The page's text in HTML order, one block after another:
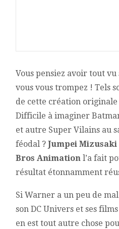
Vous pensiez avoir tout
vous vous trompez ! Tels
de cette création originale
Difficile à imaginer
et autre Super Vilains au
féodal ?Jumpei Mizusaki
Bros Animation l’a fait
résultat étonnamment
Si Warner a un peu de
son DC Univers et ses
en est tout autre chose